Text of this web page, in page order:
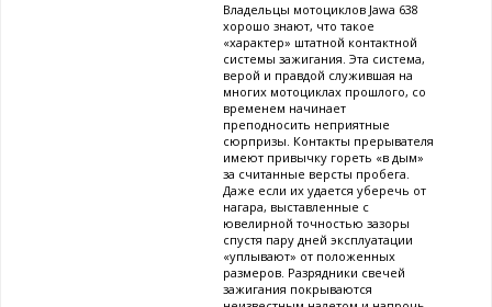
Владельцы мотоциклов Jawa 638
хорошо знают, что такое
«характер» штатной контактной
системы зажигания. Эта система,
верой и правдой служившая на
многих мотоциклах прошлого, со
временем начинает
преподносить неприятные
сюрпризы. Контакты прерывателя
имеют привычку гореть «в дым»
за считанные версты пробега.
Даже если их удается уберечь от
нагара, выставленные с
ювелирной точностью зазоры
спустя пару дней эксплуатации
«уплывают» от положенных
размеров. Разрядники свечей
зажигания покрываются